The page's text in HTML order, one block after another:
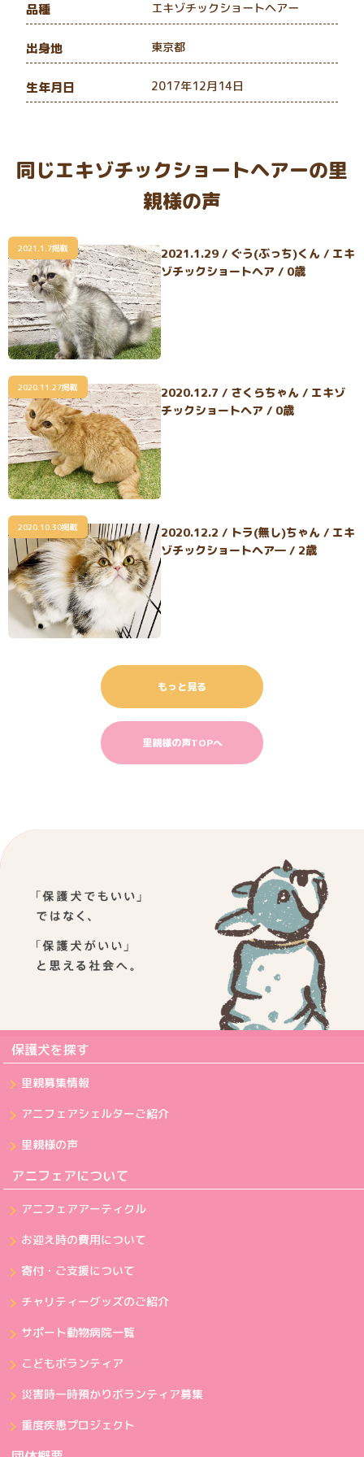
品種 エキゾチックショートヘアー
出身地 東京都
生年月日 2017年12月14日
同じエキゾチックショートヘアーの里
親様の声
2021.1.7掲載
2021.1.29 / ぐう(ぶっち)くん / エキ
ゾチックショートヘア / 0歳
2020.11.27掲載
2020.12.7 / さくらちゃん / エキゾ
チックショートヘア / 0歳
2020.10.30掲載
2020.12.2 / トラ(無し)ちゃん / エキ
ゾチックショートヘア― / 2歳
もっと見る
里親様の声TOPへ
保護犬を探す
里親募集情報
アニフェアシェルターご紹介
里親様の声
アニフェアについて
アニフェアアーティクル
お迎え時の費用について
寄付・ご支援について
チャリティーグッズのご紹介
サポート動物病院一覧
こどもボランティア
災害時一時預かりボランティア募集
重度疾患プロジェクト